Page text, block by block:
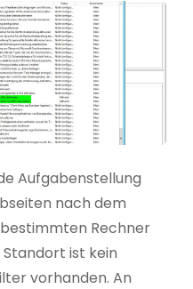
Aufgabenstellung
nach dem
Rechner
ist kein
vorhanden. An